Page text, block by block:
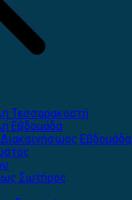
Τεσσαρακοστή
Εβδομάδα
Εβδομάδα
Σωτήρος